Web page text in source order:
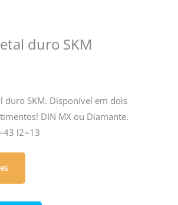
duro SKM
duro SKM. Disponível em dois
DIN MX ou Diamante.
l2=13